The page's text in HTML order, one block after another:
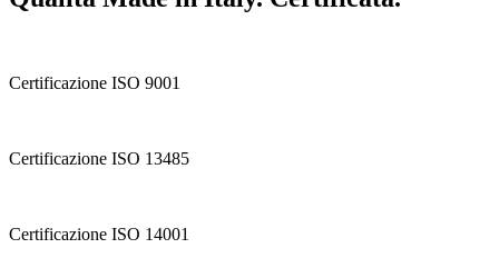
Certificazione ISO 9001
Certificazione ISO 13485
Certificazione ISO 14001